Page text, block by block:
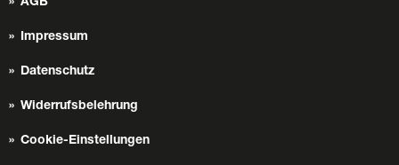
AGB
Impressum
Datenschutz
Widerrufsbelehrung
Cookie-Einstellungen